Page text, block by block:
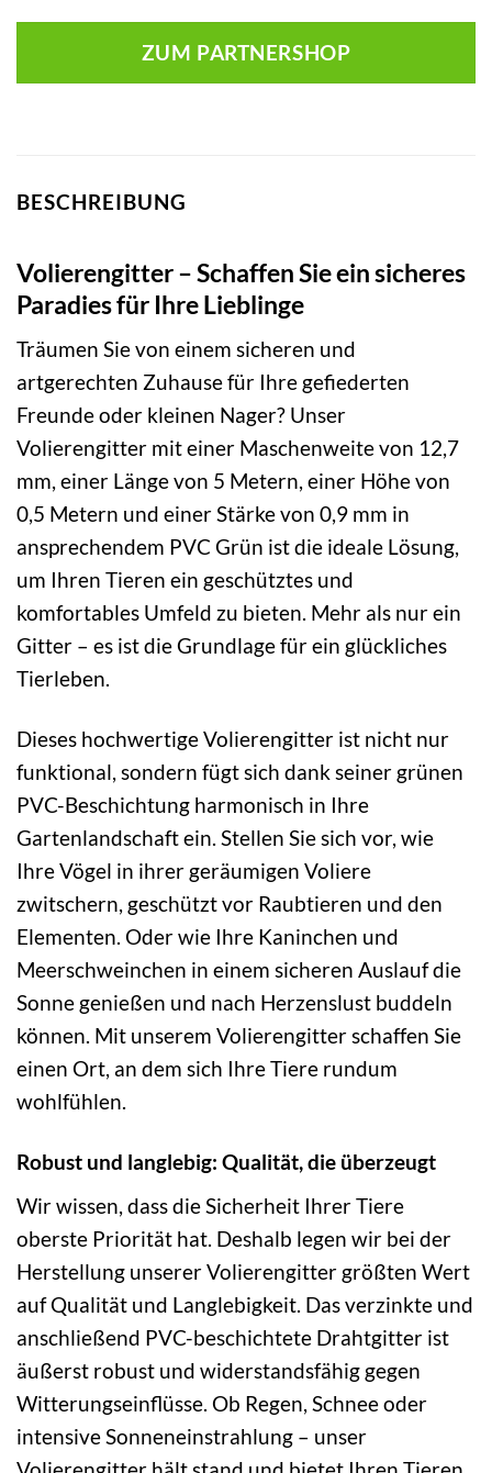
ZUM PARTNERSHOP
BESCHREIBUNG
Volierengitter – Schaffen Sie ein sicheres
Paradies für Ihre Lieblinge
Träumen Sie von einem sicheren und
artgerechten Zuhause für Ihre gefiederten
Freunde oder kleinen Nager? Unser
Volierengitter mit einer Maschenweite von 12,7
mm, einer Länge von 5 Metern, einer Höhe von
0,5 Metern und einer Stärke von 0,9 mm in
ansprechendem PVC Grün ist die ideale Lösung,
um Ihren Tieren ein geschütztes und
komfortables Umfeld zu bieten. Mehr als nur ein
Gitter – es ist die Grundlage für ein glückliches
Tierleben.
Dieses hochwertige Volierengitter ist nicht nur
funktional, sondern fügt sich dank seiner grünen
PVC-Beschichtung harmonisch in Ihre
Gartenlandschaft ein. Stellen Sie sich vor, wie
Ihre Vögel in ihrer geräumigen Voliere
zwitschern, geschützt vor Raubtieren und den
Elementen. Oder wie Ihre Kaninchen und
Meerschweinchen in einem sicheren Auslauf die
Sonne genießen und nach Herzenslust buddeln
können. Mit unserem Volierengitter schaffen Sie
einen Ort, an dem sich Ihre Tiere rundum
wohlfühlen.
Robust und langlebig: Qualität, die überzeugt
Wir wissen, dass die Sicherheit Ihrer Tiere
oberste Priorität hat. Deshalb legen wir bei der
Herstellung unserer Volierengitter größten Wert
auf Qualität und Langlebigkeit. Das verzinkte und
anschließend PVC-beschichtete Drahtgitter ist
äußerst robust und widerstandsfähig gegen
Witterungseinflüsse. Ob Regen, Schnee oder
intensive Sonneneinstrahlung – unser